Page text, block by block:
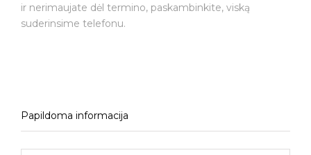
ir nerimaujate dėl termino, paskambinkite, viską
suderinsime telefonu.
Papildoma informacija